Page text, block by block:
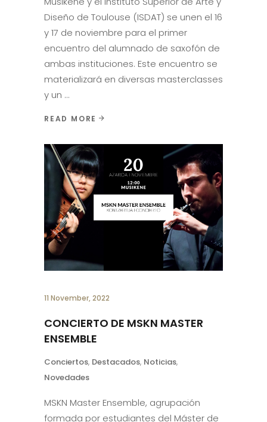
Diseño de Toulouse (ISDAT) se unen el 16
y 17 de noviembre para el primer
encuentro del alumnado de saxofón de
ambas instituciones. Este encuentro se
materializará en diversas masterclasses
y un
READ MORE
11 November, 2022
CONCIERTO DE MSKN MASTER
ENSEMBLE
Conciertos, Destacados, Noticias,
Novedades
MSKN Master Ensemble, agrupación
formada por estudiantes del Máster de